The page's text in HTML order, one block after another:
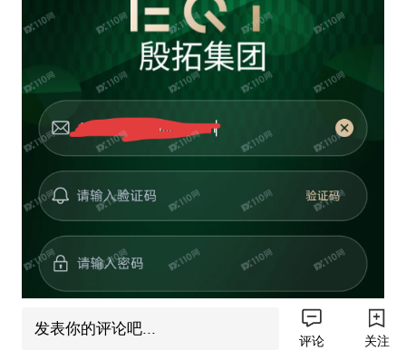
发表你的评论吧...
评论 关注